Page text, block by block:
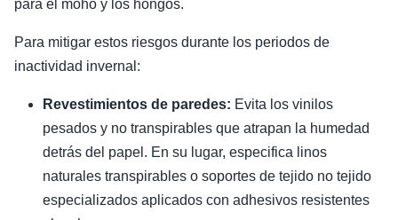
para el moho y los hongos.
Para mitigar estos riesgos durante los periodos de
inactividad invernal:
Revestimientos de paredes: Evita los vinilos
pesados y no transpirables que atrapan la humedad
detrás del papel. En su lugar, especifica linos
naturales transpirables o soportes de tejido no tejido
especializados aplicados con adhesivos resistentes